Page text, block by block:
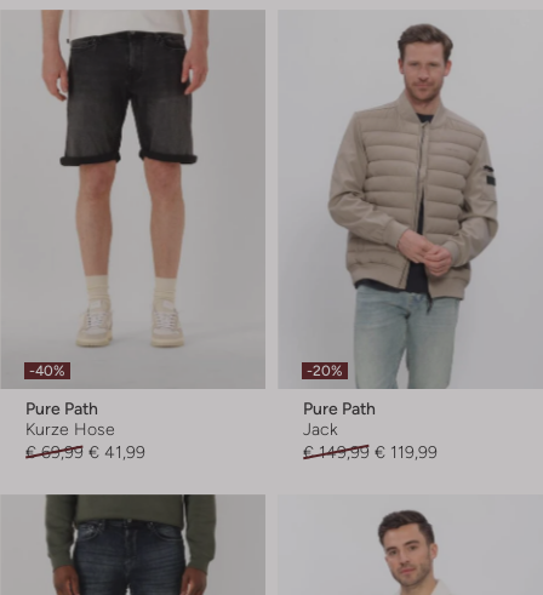
-40%
Pure Path
Kurze Hose
€ 69,99 € 41,99
-20%
Pure Path
Jack
€ 149,99 € 119,99